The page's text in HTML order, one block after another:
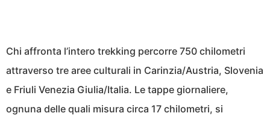
Chi affronta l’intero trekking percorre 750 chilometri
attraverso tre aree culturali in Carinzia/Austria, Slovenia
e Friuli Venezia Giulia/Italia. Le tappe giornaliere,
ognuna delle quali misura circa 17 chilometri, si